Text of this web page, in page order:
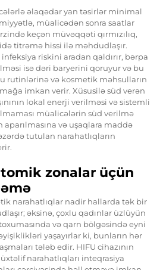
əlaqədar yan təsirlər minimal
müalicədən sonra saatlar
keçən müvəqqəti qırmızılıq,
titrəmə hissi ilə məhdudlaşır.
riskini aradan qaldırır, bərpa
isə dəri baryerini qoruyur və bu
rutinlərinə və kosmetik məhsulların
imkan verir. Xüsusilə süd verən
lokal enerji verilməsi və sistemli
müalicələrin süd verilmə
və uşaqlara maddə
tutulan narahatlıqların
zonalar üçün
narahatlıqlar nadir hallarda tək bir
əksinə, çoxlu qadınlar üzlüyün
və qarn bölgəsində eyni
yaşayırlar ki, bunların hər
tələb edir. HIFU cihazının
narahatlıqları inteqrasiya